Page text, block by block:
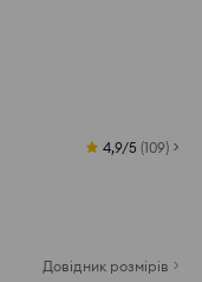
4,9/5 (109)
Довідник розмірів